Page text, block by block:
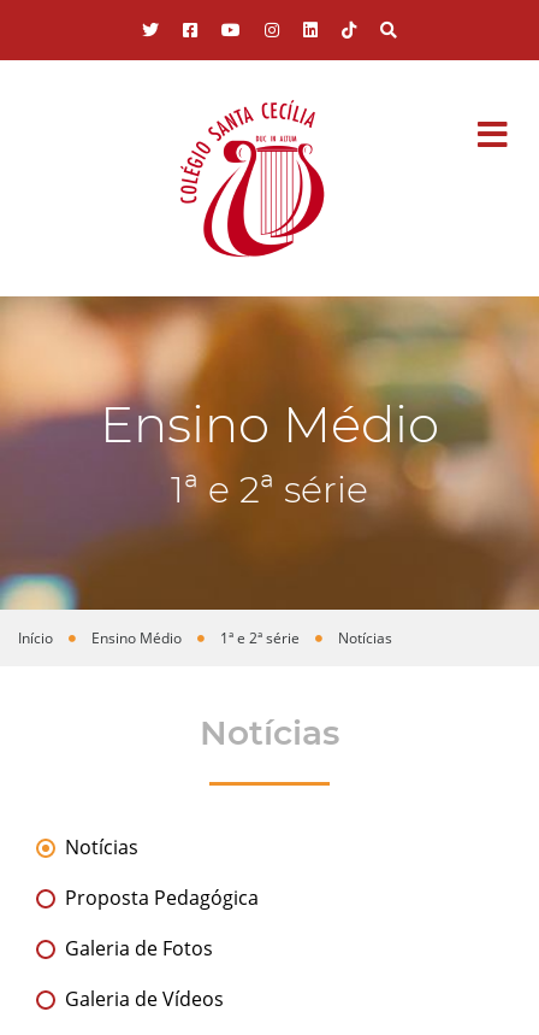
Ensino Médio
1ª e 2ª série
Você está aqui
Início Ensino Médio 1ª e 2ª série Notícias
Notícias
Notícias
Proposta Pedagógica
Galeria de Fotos
Galeria de Vídeos